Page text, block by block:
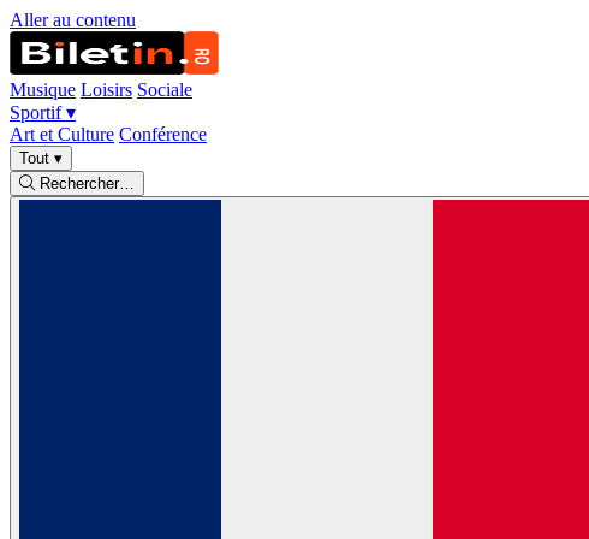
Aller au contenu
Musique Loisirs Sociale
Sportif▾
Art et Culture Conférence
Tout ▾
Rechercher…